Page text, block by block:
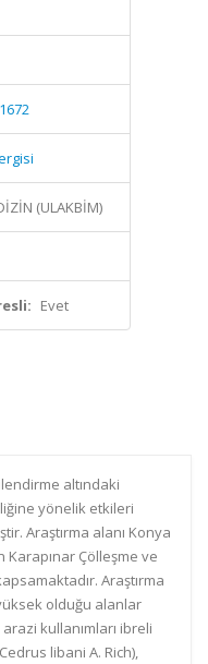
(ULAKBİM)
Evet
altındaki
yönelik etkileri
Araştırma alanı Konya
Karapınar Çölleşme ve
Araştırma
olduğu alanlar
kullanımları ibreli
libani A. Rich),